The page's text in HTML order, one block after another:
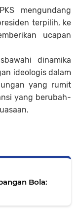
mengundang
terpilih, ke
ucapan
dinamika
ideologis dalam
yang rumit
yang berubah-
Bola: